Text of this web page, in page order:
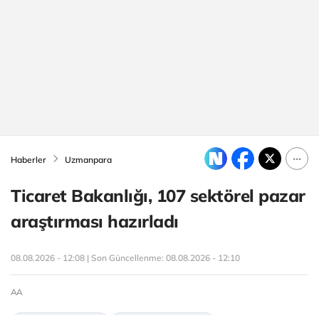
Haberler Uzmanpara
Ticaret Bakanlığı, 107 sektörel pazar
araştırması hazırladı
08.08.2026 - 12:08 | Son Güncellenme: 08.08.2026 - 12:10
AA